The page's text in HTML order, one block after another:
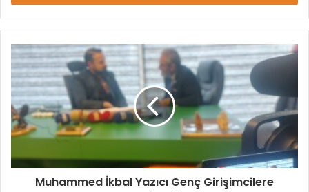
s
t
a
d
r
e
s
i
n
z
Muhammed İkbal Yazıcı Genç Girişimcilere